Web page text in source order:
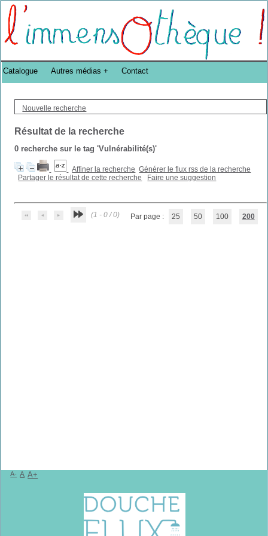
Bibliothèque DoucheFLUX Bibliotheek -->
Nouvelle recherche
Résultat de la recherche
0 recherche sur le tag'Vulnérabilité(s)'
Affiner la recherche Générer le flux rss de la recherche
Partager le résultat de cette recherche
Faire une suggestion
(1 - 0 / 0) Par page : 25 50 100 200
Catalogue Autres médias Contact
A- A A+